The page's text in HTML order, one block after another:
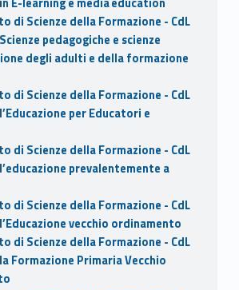
di Scienze della Formazione - CdL
pedagogiche e scienze
degli adulti e della formazione
di Scienze della Formazione - CdL
per Educatori e
di Scienze della Formazione - CdL
prevalentemente a
di Scienze della Formazione - CdL
vecchio ordinamento
di Scienze della Formazione - CdL
Formazione Primaria Vecchio